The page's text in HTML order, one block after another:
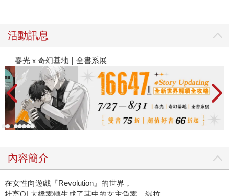
活動訊息
春光ｘ奇幻基地｜全書系展
內容簡介
在女性向遊戲『Revolution』的世界，
社畜OL大橋零轉生成了其中的女主角零．緹拉。